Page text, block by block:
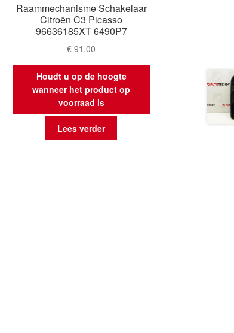
Raammechanisme Schakelaar
Citroën C3 Picasso
96636185XT 6490P7
€ 91,00
Houdt u op de hoogte
wanneer het product op
voorraad is
Lees verder